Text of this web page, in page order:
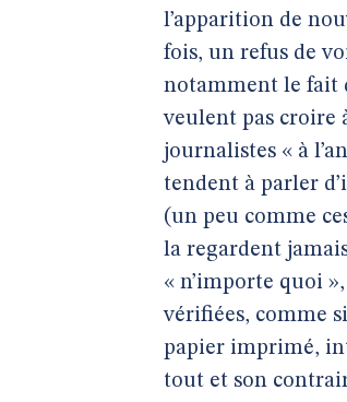
l’apparition de
fois, un refus de
notamment le fait
veulent pas croire
journalistes « à
tendent à parler
(un peu comme
la regardent
« n’importe quoi
vérifiées, comme
papier imprimé,
tout et son